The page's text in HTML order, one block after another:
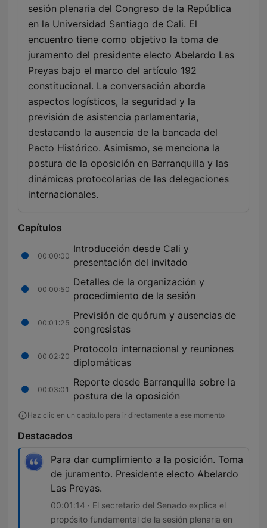
sesión plenaria del Congreso de la República
en la Universidad Santiago de Cali. El
encuentro tiene como objetivo la toma de
juramento del presidente electo Abelardo Las
Preyas bajo el marco del artículo 192
constitucional. La conversación aborda
aspectos logísticos, la seguridad y la
previsión de asistencia parlamentaria,
destacando la ausencia de la bancada del
Pacto Histórico. Asimismo, se menciona la
postura de la oposición en Barranquilla y las
dinámicas protocolarias de las delegaciones
internacionales.
Capítulos
00:00:00
Introducción desde Cali y
presentación del invitado
00:00:50
Detalles de la organización y
procedimiento de la sesión
00:01:25
Previsión de quórum y ausencias de
congresistas
00:02:20
Protocolo internacional y reuniones
diplomáticas
00:03:01
Reporte desde Barranquilla sobre la
postura de la oposición
Haz clic en un capítulo para ir directamente a ese momento
Destacados
Para dar cumplimiento a la posición. Toma
de juramento. Presidente electo Abelardo
Las Preyas.
00:01:14 · El secretario del Senado explica el
propósito fundamental de la sesión plenaria en